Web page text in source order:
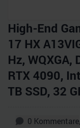
High-End
17 HX
Hz, WQXGA,
RTX 4090,
TB SSD, 32
0 Kommentare